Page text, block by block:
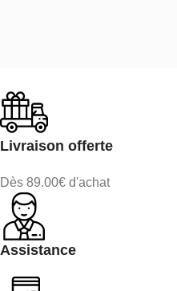
Livraison offerte
Dès 89.00€ d'achat
Assistance